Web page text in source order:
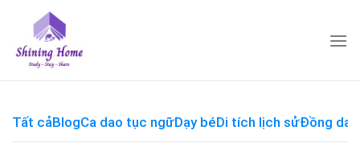
content
Tất cảBlogCa dao tục ngữDạy béDi tích lịch sửĐồng dao